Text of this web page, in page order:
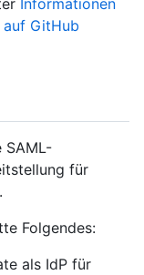
Informationen
GitHub
SAML-
für
Folgendes:
als IdP für